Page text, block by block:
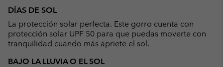
DÍAS DE SOL
La protección solar perfecta. Este gorro cuenta con
protección solar UPF 50 para que puedas moverte con
tranquilidad cuando más apriete el sol.
BAJO LA LLUVIA O EL SOL